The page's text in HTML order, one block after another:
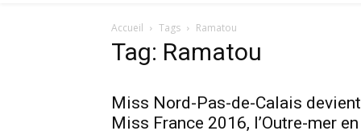
Accueil Tags Ramatou
Tag: Ramatou
Miss Nord-Pas-de-Calais devient
Miss France 2016, l’Outre-mer en